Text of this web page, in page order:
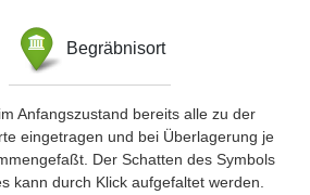
Begräbnisort
Anfangszustand bereits alle zu der
eingetragen und bei Überlagerung je
Der Schatten des Symbols
kann durch Klick aufgefaltet werden.